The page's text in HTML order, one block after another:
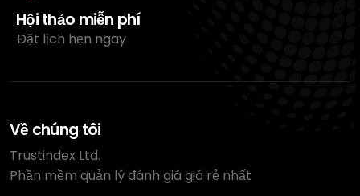
Hội thảo miễn phí
Đặt lịch hẹn ngay
Về chúng tôi
Trustindex Ltd.
Phần mềm quản lý đánh giá giá rẻ nhất